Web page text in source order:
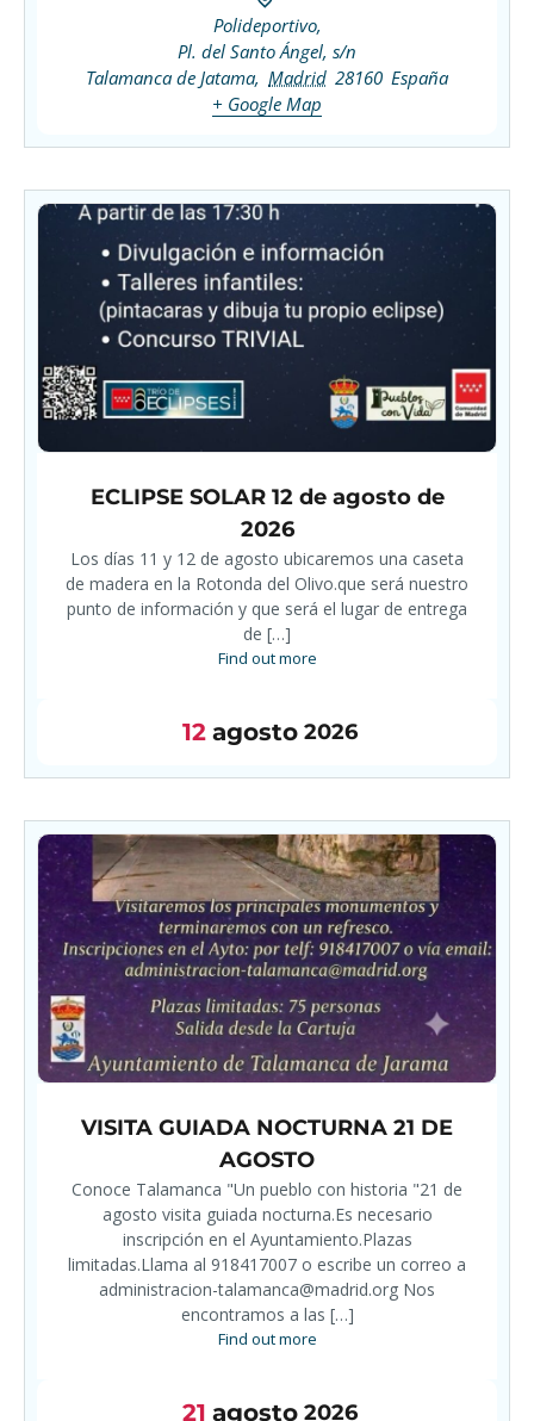
Polideportivo,
Pl. del Santo Ángel, s/n
Talamanca de Jatama, Madrid 28160 España
+ Google Map
ECLIPSE SOLAR 12 de agosto de
2026
Los días 11 y 12 de agosto ubicaremos una caseta
de madera en la Rotonda del Olivo.que será nuestro
punto de información y que será el lugar de entrega
de […]
Find out more
12 agosto 2026
VISITA GUIADA NOCTURNA 21 DE
AGOSTO
Conoce Talamanca "Un pueblo con historia "21 de
agosto visita guiada nocturna.Es necesario
inscripción en el Ayuntamiento.Plazas
limitadas.Llama al 918417007 o escribe un correo a
administracion-talamanca@madrid.org Nos
encontramos a las […]
Find out more
21 agosto 2026